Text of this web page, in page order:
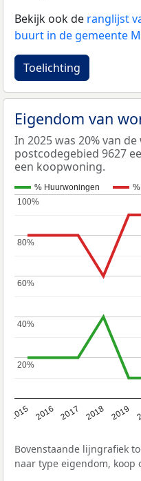
Bekijk ook de ranglijst
buurt in de gemeente
Toelichting
Eigendom van
In 2025 was 20% van
postcodegebied 9627
een koopwoning.
% Huurwoningen
2015 2016 2017 2018 2019
20%
20%
40%
40%
60%
60%
80%
80%
100%
100%
Bovenstaande lijngrafiek
naar type eigendom, koop